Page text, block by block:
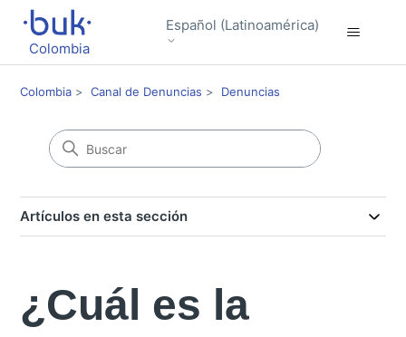
Colombia
Español (Latinoamérica)
Colombia Canal de Denuncias Denuncias
Artículos en esta sección
¿Cuál es la